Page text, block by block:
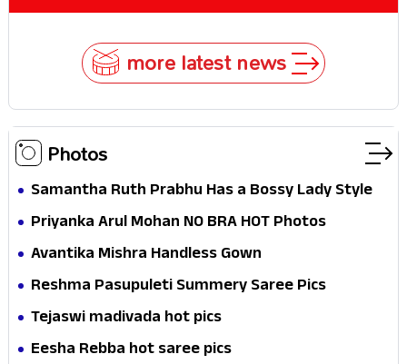
more latest news
Photos
Samantha Ruth Prabhu Has a Bossy Lady Style
Priyanka Arul Mohan NO BRA HOT Photos
Avantika Mishra Handless Gown
Reshma Pasupuleti Summery Saree Pics
Tejaswi madivada hot pics
Eesha Rebba hot saree pics